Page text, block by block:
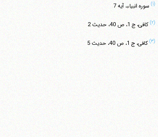
(۱) سوره انبیاء، آیه 7
(۲) کافی، ج 1، ص 40، حدیث 2
(۳) کافی، ج 1، ص 40، حدیث 5